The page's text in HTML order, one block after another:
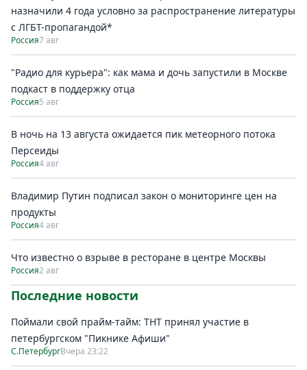
назначили 4 года условно за распространение литературы
с ЛГБТ-пропагандой*
Россия7 авг
"Радио для курьера": как мама и дочь запустили в Москве
подкаст в поддержку отца
Россия5 авг
В ночь на 13 августа ожидается пик метеорного потока
Персеиды
Россия4 авг
Владимир Путин подписал закон о мониторинге цен на
продукты
Россия4 авг
Что известно о взрыве в ресторане в центре Москвы
Россия2 авг
Последние новости
Поймали свой прайм-тайм: ТНТ принял участие в
петербургском "Пикнике Афиши"
С.ПетербургВчера 23:22